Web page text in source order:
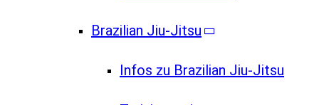
Brazilian Jiu-Jitsu
Infos zu Brazilian Jiu-Jitsu